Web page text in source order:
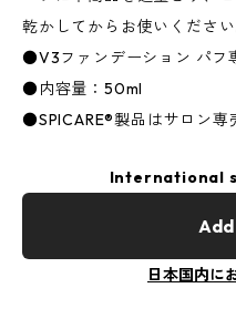
乾かしてからお使いください
●V3ファンデーション パフ
●内容量：50ml
●SPICARE®製品はサロン専
International
日本国内に